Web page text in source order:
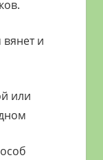
и
или